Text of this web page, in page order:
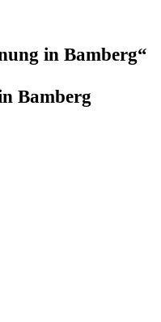
in Bamberg“
Bamberg